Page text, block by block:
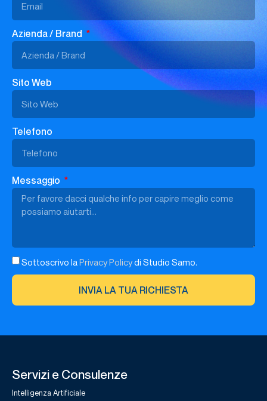
Azienda / Brand
Sito Web
Telefono
Messaggio
Sottoscrivo laPrivacy Policydi Studio Samo.
INVIA LA TUA RICHIESTA
Servizi e Consulenze
Intelligenza Artificiale